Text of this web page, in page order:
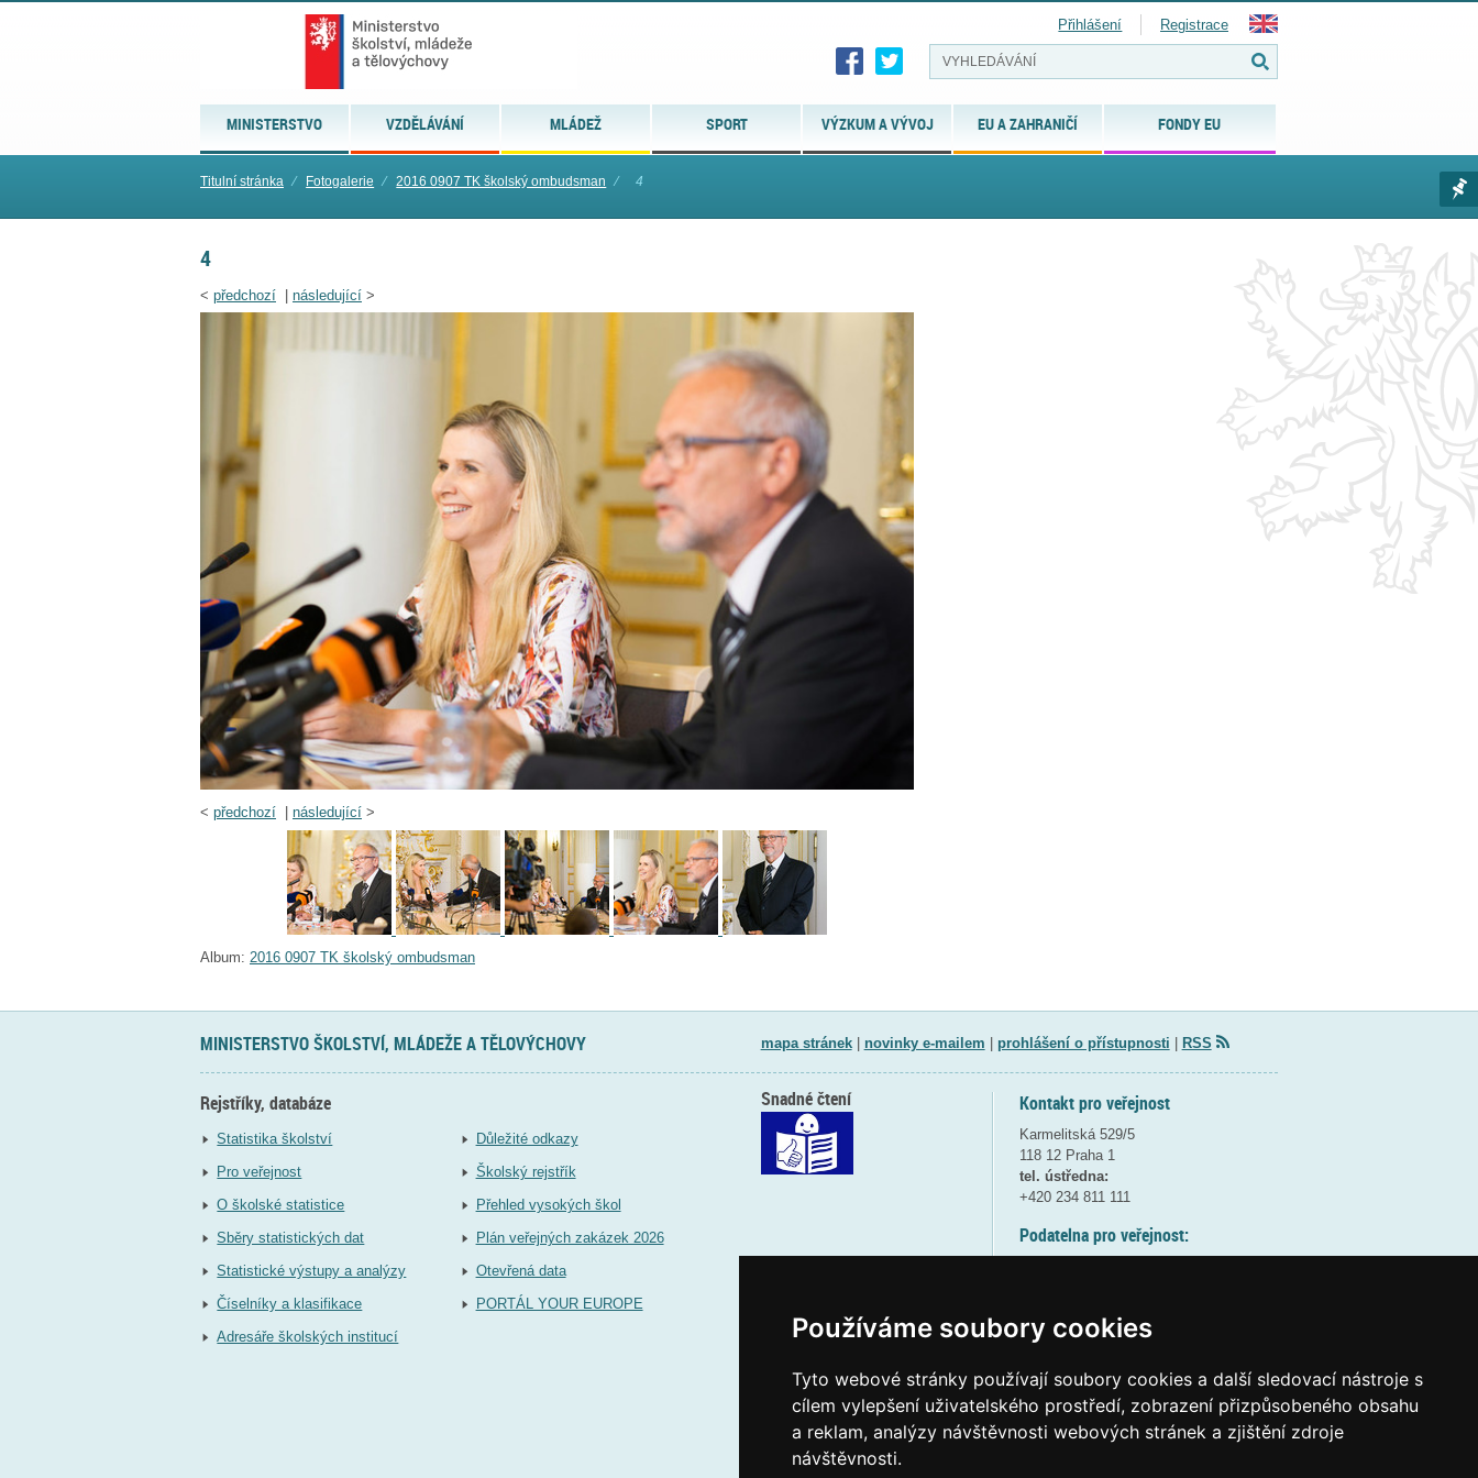
Používáme soubory cookies
Tyto webové stránky používají soubory cookies a další sledovací nástroje s
cílem vylepšení uživatelského prostředí, zobrazení přizpůsobeného obsahu
a reklam, analýzy návštěvnosti webových stránek a zjištění zdroje
návštěvnosti.
MINISTERSTVO VZDĚLÁVÁNÍ MLÁDEŽ SPORT VÝZKUM A VÝVOJ EU A ZAHRANIČÍ FONDY EU
Přihlášení Registrace
Titulní stránka ⁄ Fotogalerie ⁄ 2016 0907 TK školský ombudsman ⁄ 4
4
< předchozí následující >
< předchozí následující >
Album: 2016 0907 TK školský ombudsman
MINISTERSTVO ŠKOLSTVÍ, MLÁDEŽE A TĚLOVÝCHOVY mapa stránek| novinky e-mailem prohlášení o přístupnosti RSS
Rejstříky, databáze
Statistika školství
Pro veřejnost
O školské statistice
Sběry statistických dat
Statistické výstupy a analýzy
Číselníky a klasifikace
Adresáře školských institucí
Důležité odkazy
Školský rejstřík
Přehled vysokých škol
Plán veřejných zakázek 2026
Otevřená data
PORTÁL YOUR EUROPE
Kontakt pro veřejnost
Karmelitská 529/5
118 12 Praha 1
tel. ústředna:
+420 234 811 111
Podatelna pro veřejnost:
(více informací
Elektronická podatelna:
posta@msmtgov cz
Snadné čtení